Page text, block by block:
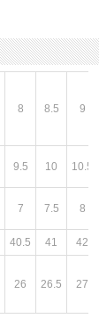
8 8.5 9
9.5 10 10.5
7 7.5 8
40.5 41 42
26 26.5 27